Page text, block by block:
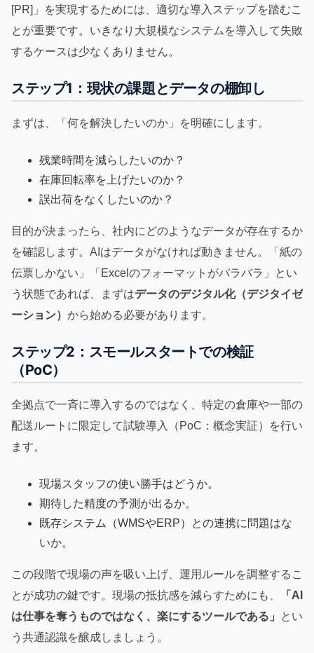
[PR]」を実現するためには、適切な導入ステップを踏むこ
とが重要です。いきなり大規模なシステムを導入して失敗
するケースは少なくありません。
ステップ1：現状の課題とデータの棚卸し
まずは、「何を解決したいのか」を明確にします。
残業時間を減らしたいのか？
在庫回転率を上げたいのか？
誤出荷をなくしたいのか？
目的が決まったら、社内にどのようなデータが存在するか
を確認します。AIはデータがなければ動きません。「紙の
伝票しかない」「Excelのフォーマットがバラバラ」とい
う状態であれば、まずはデータのデジタル化（デジタイゼ
ーション） から始める必要があります。
ステップ2：スモールスタートでの検証
（PoC）
全拠点で一斉に導入するのではなく、特定の倉庫や一部の
配送ルートに限定して試験導入（PoC：概念実証）を行い
ます。
現場スタッフの使い勝手はどうか。
期待した精度の予測が出るか。
既存システム（WMSやERP）との連携に問題はな
いか。
この段階で現場の声を吸い上げ、運用ルールを調整するこ
とが成功の鍵です。現場の抵抗感を減らすためにも、
「AI
は仕事を奪うものではなく、楽にするツールである」
とい
う共通認識を醸成しましょう。